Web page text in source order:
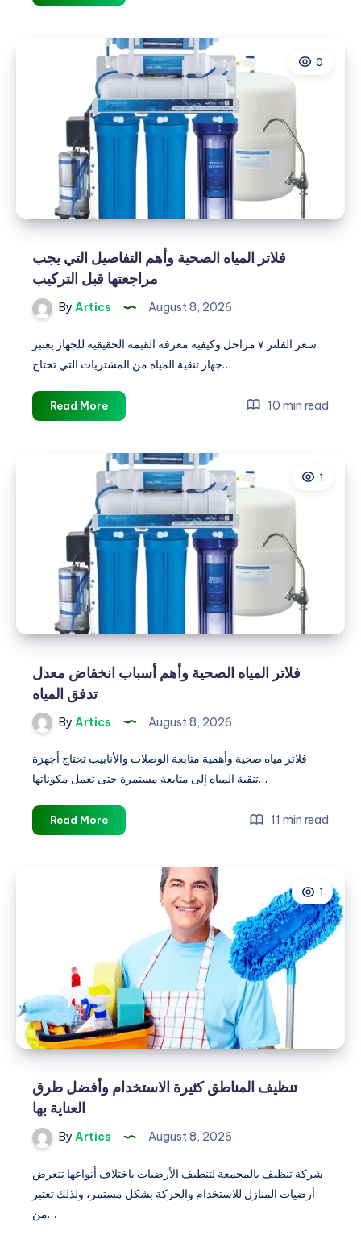
أبواب
متينة
تجمع
بين
الأمان
والجمال
0
فلاتر المياه الصحية وأهم التفاصيل التي يجب
مراجعتها قبل التركيب
By Artics August 8, 2026
سعر الفلتر ٧ مراحل وكيفية معرفة القيمة الحقيقية للجهاز يعتبر
جهاز تنقية المياه من المشتريات التي تحتاج…
Read Moreفلاتر
المياه
وأهم
التفاصيل
التي
يجب
مراجعتها
قبل
التركيب
10 min read
1
فلاتر المياه الصحية وأهم أسباب انخفاض معدل
تدفق المياه
By Artics August 8, 2026
فلاتر مياه صحية وأهمية متابعة الوصلات والأنابيب تحتاج أجهزة
تنقية المياه إلى متابعة مستمرة حتى تعمل مكوناتها…
Read Moreفلاتر
المياه
تدفق
المياه
11 min read
1
تنظيف المناطق كثيرة الاستخدام وأفضل طرق
العناية بها
By Artics August 8, 2026
شركة تنظيف بالمجمعة لتنظيف الأرضيات باختلاف أنواعها تتعرض
أرضيات المنازل للاستخدام والحركة بشكل مستمر، ولذلك تعتبر
من…